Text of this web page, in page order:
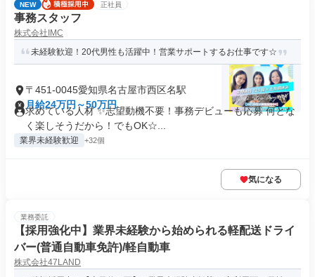
NEW 正社員
事務スタッフ
株式会社IMC
未経験歓迎！20代男性も活躍中！営業サポートするお仕事です☆
〒451-0045愛知県名古屋市西区名駅
月給24万円～50万円
求めている人材 ✨志望動機不要！事務デビューも応募 何とな
く楽しそうだから！でもOK☆...
業界未経験歓迎 +32個
気になる
業務委託
【採用強化中】業界未経験から始められる軽配送ドライ
バー(普通自動車免許)/軽自動車
株式会社47LAND